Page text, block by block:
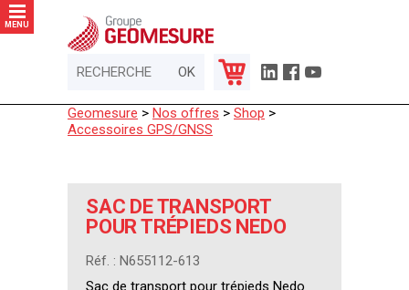
MENU
Geomesure > Nos offres > Shop >
Accessoires GPS/GNSS
SAC DE TRANSPORT
POUR TRÉPIEDS NEDO
Réf. : N655112-613
Sac de transport pour trépieds Nedo
Panneau de gestion des cookies